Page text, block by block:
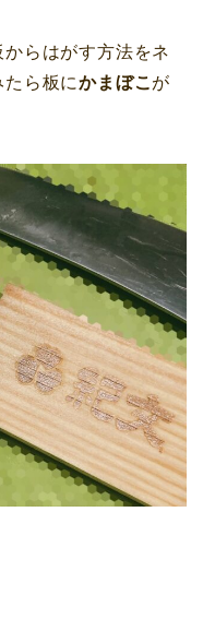
からはがす方法をネ
たら板にかまぼこ が